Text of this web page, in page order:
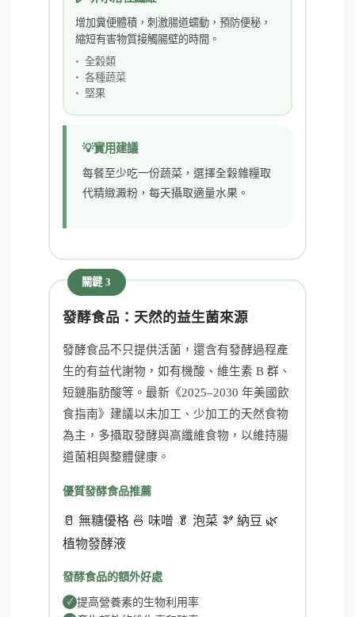
增加糞便體積，刺激腸道蠕動，預防便秘，
縮短有害物質接觸腸壁的時間。
全穀類
各種蔬菜
堅果
實用建議
每餐至少吃一份蔬菜，選擇全穀雜糧取
代精緻澱粉，每天攝取適量水果。
關鍵 3
發酵食品：天然的益生菌來源
發酵食品不只提供活菌，還含有發酵過程產
生的有益代謝物，如有機酸、維生素 B 群、
短鏈脂肪酸等。最新《2025–2030 年美國飲
食指南》建議以未加工、少加工的天然食物
為主，多攝取發酵與高纖維食物，以維持腸
道菌相與整體健康。
優質發酵食品推薦
🥛 無糖優格 🍜 味噌 🥬 泡菜 🫘 納豆 🌿
植物發酵液
發酵食品的額外好處
提高營養素的生物利用率